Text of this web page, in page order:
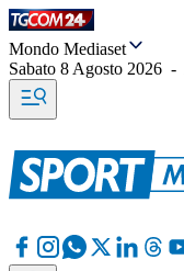
Mondo Mediaset
Sabato 8 Agosto 2026 -